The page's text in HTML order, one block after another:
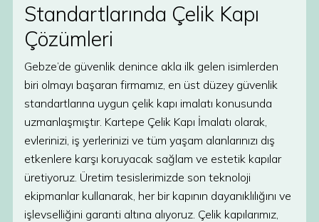
Standartlarında Çelik Kapı
Çözümleri
Gebze’de güvenlik denince akla ilk gelen isimlerden
biri olmayı başaran firmamız, en üst düzey güvenlik
standartlarına uygun çelik kapı imalatı konusunda
uzmanlaşmıştır. Kartepe Çelik Kapı İmalatı olarak,
evlerinizi, iş yerlerinizi ve tüm yaşam alanlarınızı dış
etkenlere karşı koruyacak sağlam ve estetik kapılar
üretiyoruz. Üretim tesislerimizde son teknoloji
ekipmanlar kullanarak, her bir kapının dayanıklılığını ve
işlevselliğini garanti altına alıyoruz. Çelik kapılarımız,